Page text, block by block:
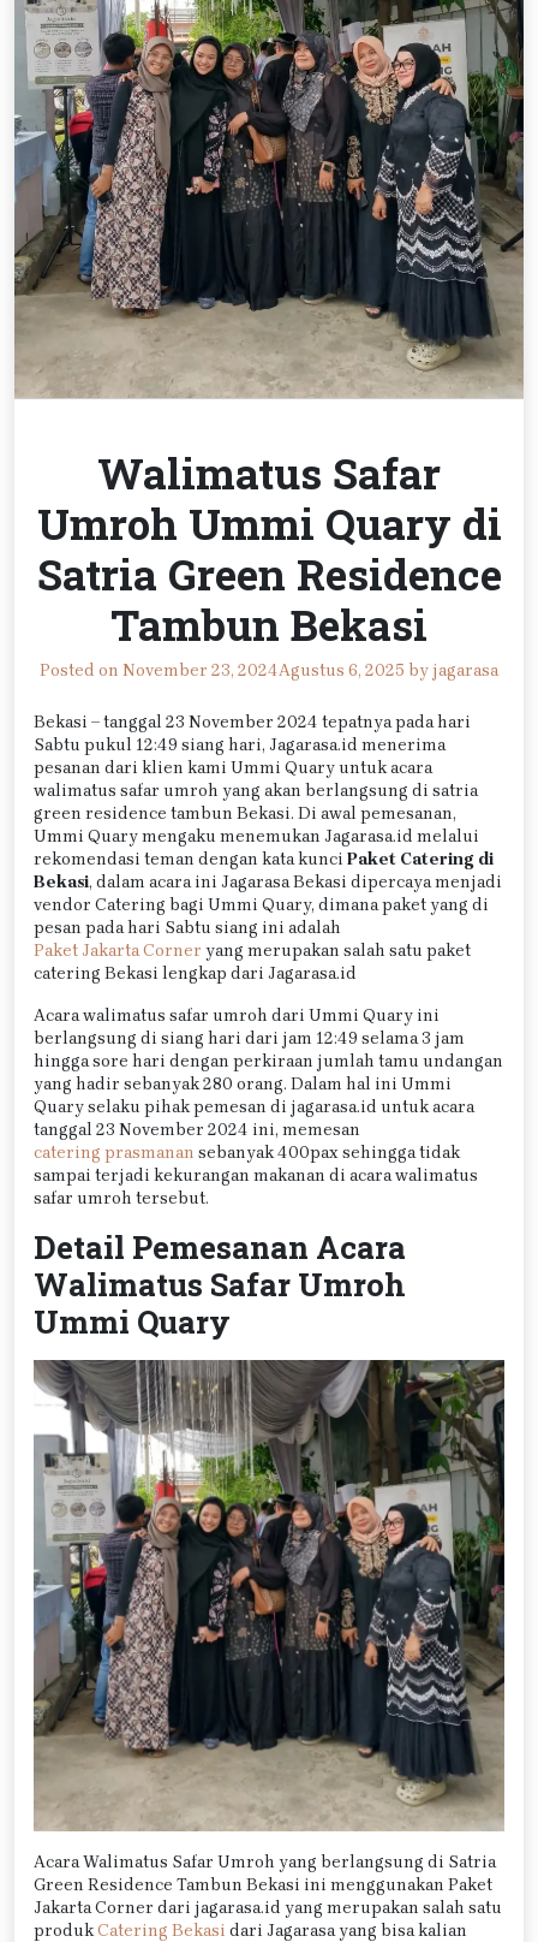
Walimatus Safar
Umroh Ummi Quary di
Satria Green Residence
Tambun Bekasi
Posted on November 23, 2024Agustus 6, 2025 by jagarasa
Bekasi – tanggal 23 November 2024 tepatnya pada hari
Sabtu pukul 12:49 siang hari, Jagarasa.id menerima
pesanan dari klien kami Ummi Quary untuk acara
walimatus safar umroh yang akan berlangsung di satria
green residence tambun Bekasi. Di awal pemesanan,
Ummi Quary mengaku menemukan Jagarasa.id melalui
rekomendasi teman dengan kata kunci Paket Catering di
Bekasi, dalam acara ini Jagarasa Bekasi dipercaya menjadi
vendor Catering bagi Ummi Quary, dimana paket yang di
pesan pada hari Sabtu siang ini adalah
Paket Jakarta Corner yang merupakan salah satu paket
catering Bekasi lengkap dari Jagarasa.id
Acara walimatus safar umroh dari Ummi Quary ini
berlangsung di siang hari dari jam 12:49 selama 3 jam
hingga sore hari dengan perkiraan jumlah tamu undangan
yang hadir sebanyak 280 orang. Dalam hal ini Ummi
Quary selaku pihak pemesan di jagarasa.id untuk acara
tanggal 23 November 2024 ini, memesan
catering prasmanan sebanyak 400pax sehingga tidak
sampai terjadi kekurangan makanan di acara walimatus
safar umroh tersebut.
Detail Pemesanan Acara
Walimatus Safar Umroh
Ummi Quary
Acara Walimatus Safar Umroh yang berlangsung di Satria
Green Residence Tambun Bekasi ini menggunakan Paket
Jakarta Corner dari jagarasa.id yang merupakan salah satu
produkCatering Bekasi dari Jagarasa yang bisa kalian